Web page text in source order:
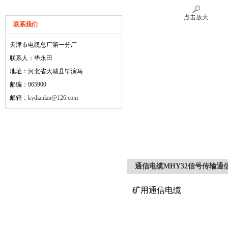
联系我们
天津市电缆总厂第一分厂
联系人：毕永田
地址：河北省大城县毕演马
邮编：065900
邮箱： kydianlan@126.com
点击放大
通信电缆MHY32信号传输通
矿用通信电缆